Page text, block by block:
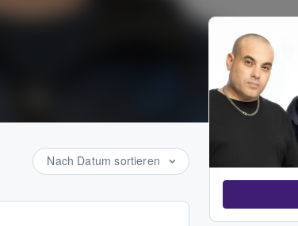
Nach Datum sortieren